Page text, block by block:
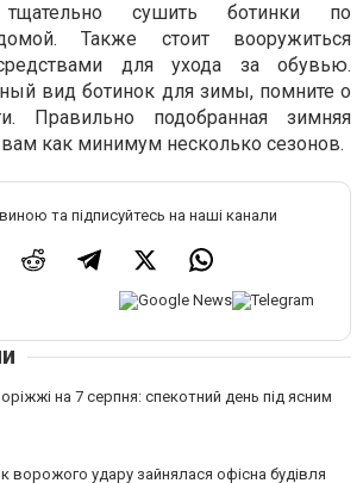
тщательно сушить ботинки по
Также стоит вооружиться
для ухода за обувью.
вид ботинок для зимы, помните о
Правильно подобранная зимняя
как минимум несколько сезонов.
та підписуйтесь на наші канали
на 7 серпня: спекотний день під ясним
ворожого удару зайнялася офісна будівля